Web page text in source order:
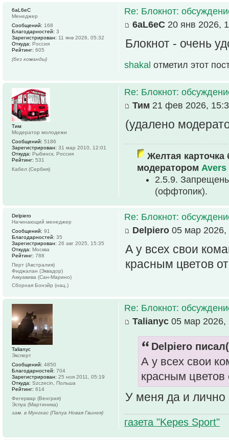
Re: Блокнот:
6aL6eC 20 янв 2026,
Блокнот - очень
shakal отметил этот
6aL6eC
Менеджер
Сообщений: 168
Благодарностей: 3
Зарегистрирован: 11 янв 2026, 05:32
Откуда: Россия
Рейтинг: 605
(без команды)
Re: Блокнот:
Тим 21 фев 2026,
(удалено
Желтая карточка
модератором Avers
2.5.9.
(оффтопик).
Тим
Модератор молодежи
Сообщений: 5186
Зарегистрирован: 31 мар 2010, 12:01
Откуда: Рыбинск, Россия
Рейтинг: 531
Кабел (Сербия)
Re: Блокнот:
Delpiero 05 мар 2026,
А у всех свои
красным цветов
Delpiero
Начинающий менеджер
Сообщений: 91
Благодарностей: 35
Зарегистрирован: 26 авг 2025, 15:35
Откуда: Москва
Рейтинг: 788
Перт (Австралия)
Фиджалан (Эквадор)
Аккуавива (Сан-Марино)
Сборная Бонэйр (нац.)
Re: Блокнот:
Talianyc 05 мар 2026,
Delpiero
А у всех свои
красным цветов
У меня да и
газета "Kepes Sport"
Talianyc
Эксперт
Сообщений: 4850
Благодарностей: 704
Зарегистрирован: 25 ноя 2011, 05:19
Откуда: Szczecin, Польша
Рейтинг: 614
Фегервар (Венгрия)
Эспуа (Мартиника)
зам. в Мунгкас (Папуа Новая Гвинея)